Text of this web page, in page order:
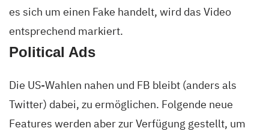
es sich um einen Fake handelt, wird das Video
entsprechend markiert.
Political Ads
Die US-Wahlen nahen und FB bleibt (anders als
Twitter) dabei, zu ermöglichen. Folgende neue
Features werden aber zur Verfügung gestellt, um